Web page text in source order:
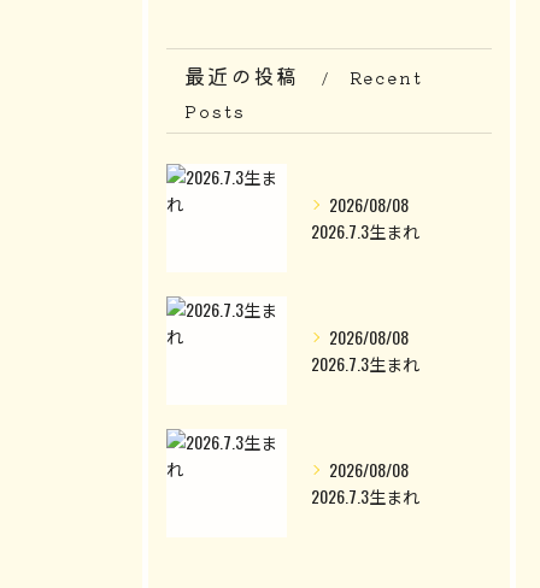
最近の投稿
Recent
Posts
2026/08/08
2026.7.3生まれ
2026/08/08
2026.7.3生まれ
2026/08/08
2026.7.3生まれ